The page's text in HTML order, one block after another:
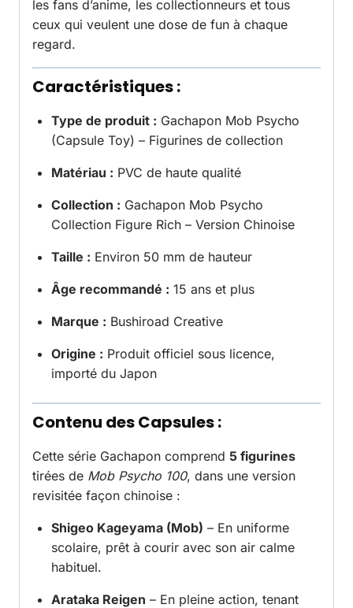
les fans d’anime, les collectionneurs et tous
ceux qui veulent une dose de fun à chaque
regard.
Caractéristiques :
Type de produit : Gachapon Mob Psycho
(Capsule Toy) – Figurines de collection
Matériau : PVC de haute qualité
Collection : Gachapon Mob Psycho
Collection Figure Rich – Version Chinoise
Taille : Environ 50 mm de hauteur
Âge recommandé : 15 ans et plus
Marque : Bushiroad Creative
Origine : Produit officiel sous licence,
importé du Japon
Contenu des Capsules :
Cette série Gachapon comprend 5 figurines
tirées de Mob Psycho 100, dans une version
revisitée façon chinoise :
Shigeo Kageyama (Mob) – En uniforme
scolaire, prêt à courir avec son air calme
habituel.
Arataka Reigen – En pleine action, tenant